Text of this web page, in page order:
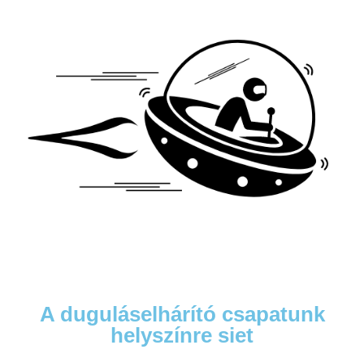
A duguláselhárító csapatunk
helyszínre siet